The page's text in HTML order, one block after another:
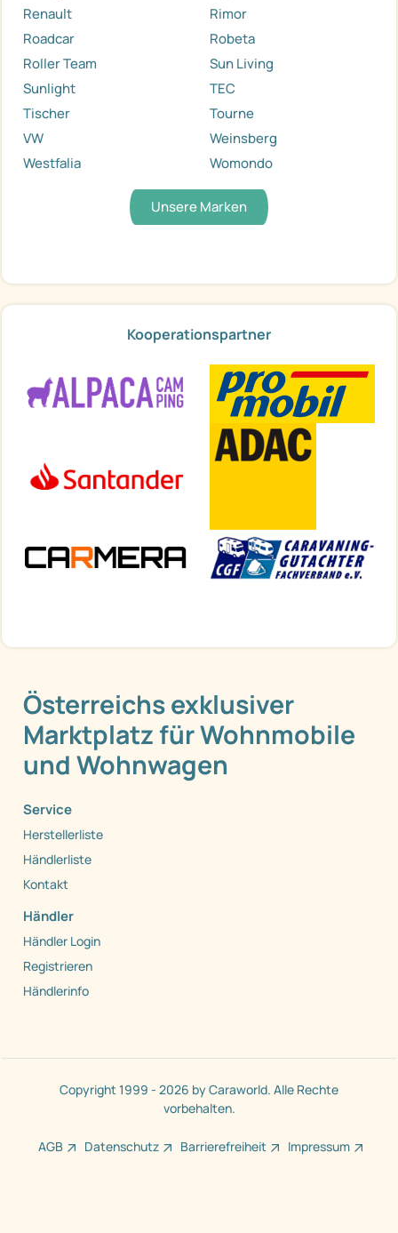
Renault
Rimor
Roadcar
Robeta
Roller Team
Sun Living
Sunlight
TEC
Tischer
Tourne
VW
Weinsberg
Westfalia
Womondo
Unsere Marken
Kooperationspartner
Österreichs exklusiver
Marktplatz für Wohnmobile
und Wohnwagen
Service
Herstellerliste
Händlerliste
Kontakt
Händler
Händler Login
Registrieren
Händlerinfo
Copyright 1999 - 2026 by Caraworld. Alle Rechte
vorbehalten.
AGB Datenschutz Barrierefreiheit Impressum